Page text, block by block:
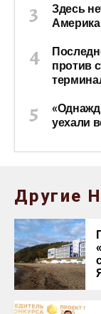
Здесь
против
уехали
Другие